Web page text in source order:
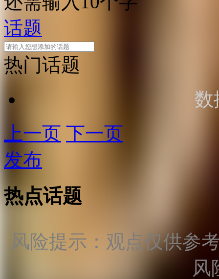
话题
热门话题
数
上一页 下一页
发布
热点话题
风险提示：观点仅供参
风